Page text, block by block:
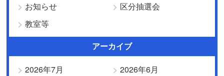
お知らせ
区分抽選会
教室等
アーカイブ
2026年7月
2026年6月